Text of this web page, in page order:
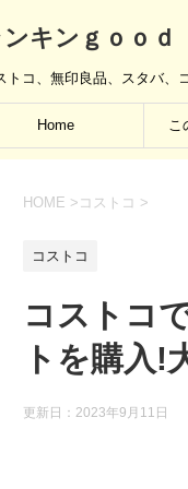
ンキンｇｏｏｄ
トコ、無印良品、スタバ、
Home こ
HOME > コストコ >
コストコ
コストコ
トを購入!
更新日： 2023年9月11日